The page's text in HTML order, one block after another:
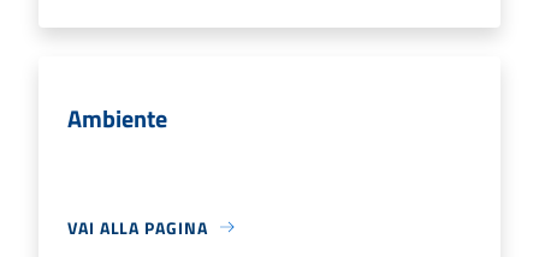
Ambiente
VAI ALLA PAGINA